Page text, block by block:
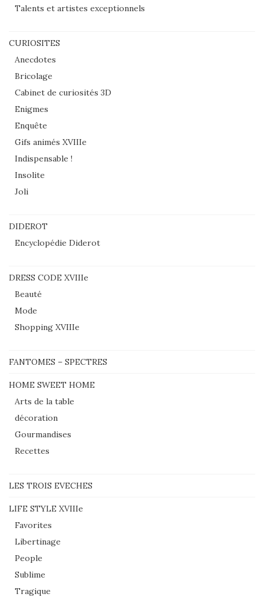
Talents et artistes exceptionnels
CURIOSITES
Anecdotes
Bricolage
Cabinet de curiosités 3D
Enigmes
Enquête
Gifs animés XVIIIe
Indispensable !
Insolite
Joli
DIDEROT
Encyclopédie Diderot
DRESS CODE XVIIIe
Beauté
Mode
Shopping XVIIIe
FANTOMES – SPECTRES
HOME SWEET HOME
Arts de la table
décoration
Gourmandises
Recettes
LES TROIS EVECHES
LIFE STYLE XVIIIe
Favorites
Libertinage
People
Sublime
Tragique